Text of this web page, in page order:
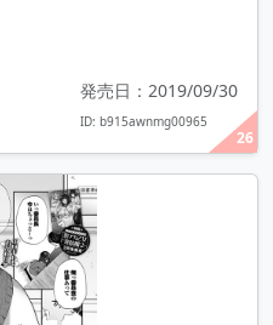
26
発売日：2019/09/30
ID: b915awnmg00965